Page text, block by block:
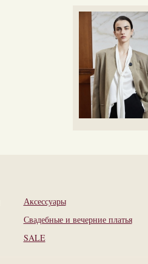
Аксессуары
Свадебные и вечерние платья
SALE